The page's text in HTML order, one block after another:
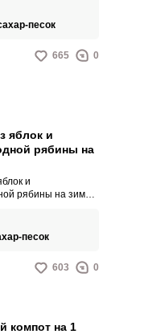
компот
песок
665 0
яблок и
рябины на
и
рябины на зиму
насыщенный
сокам и
песок
603 0
компот на 1